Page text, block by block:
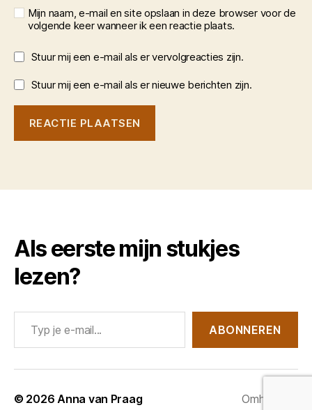
Mijn naam, e-mail en site opslaan in deze browser voor de
volgende keer wanneer ik een reactie plaats.
Stuur mij een e-mail als er vervolgreacties zijn.
Stuur mij een e-mail als er nieuwe berichten zijn.
Als eerste mijn stukjes
lezen?
Typ je e-mail...
ABONNEREN
© 2026Anna van Praag Omhoog